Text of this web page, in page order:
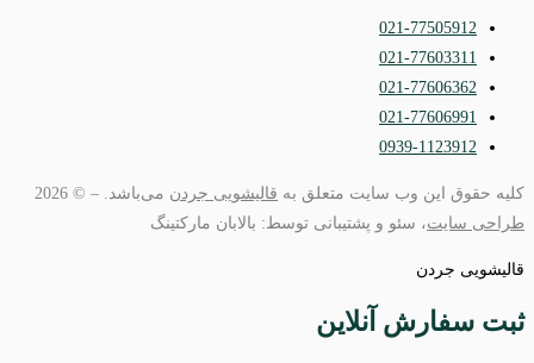
021-77505912
021-77603311
021-77606362
021-77606991
0939-1123912
کلیه حقوق این وب سایت متعلق به قالیشویی جردن می‌باشد. – © 2026
طراحی سایت، سئو و پشتیبانی توسط: بالابان مارکتینگ
قالیشویی جردن
ثبت سفارش آنلاین